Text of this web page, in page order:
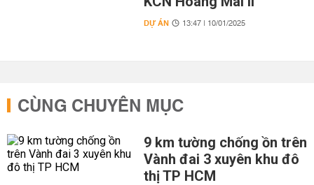
DỰ ÁN 13:47 | 10/01/2025
CÙNG CHUYÊN MỤC
9 km tường chống ồn trên
Vành đai 3 xuyên khu đô
thị TP HCM